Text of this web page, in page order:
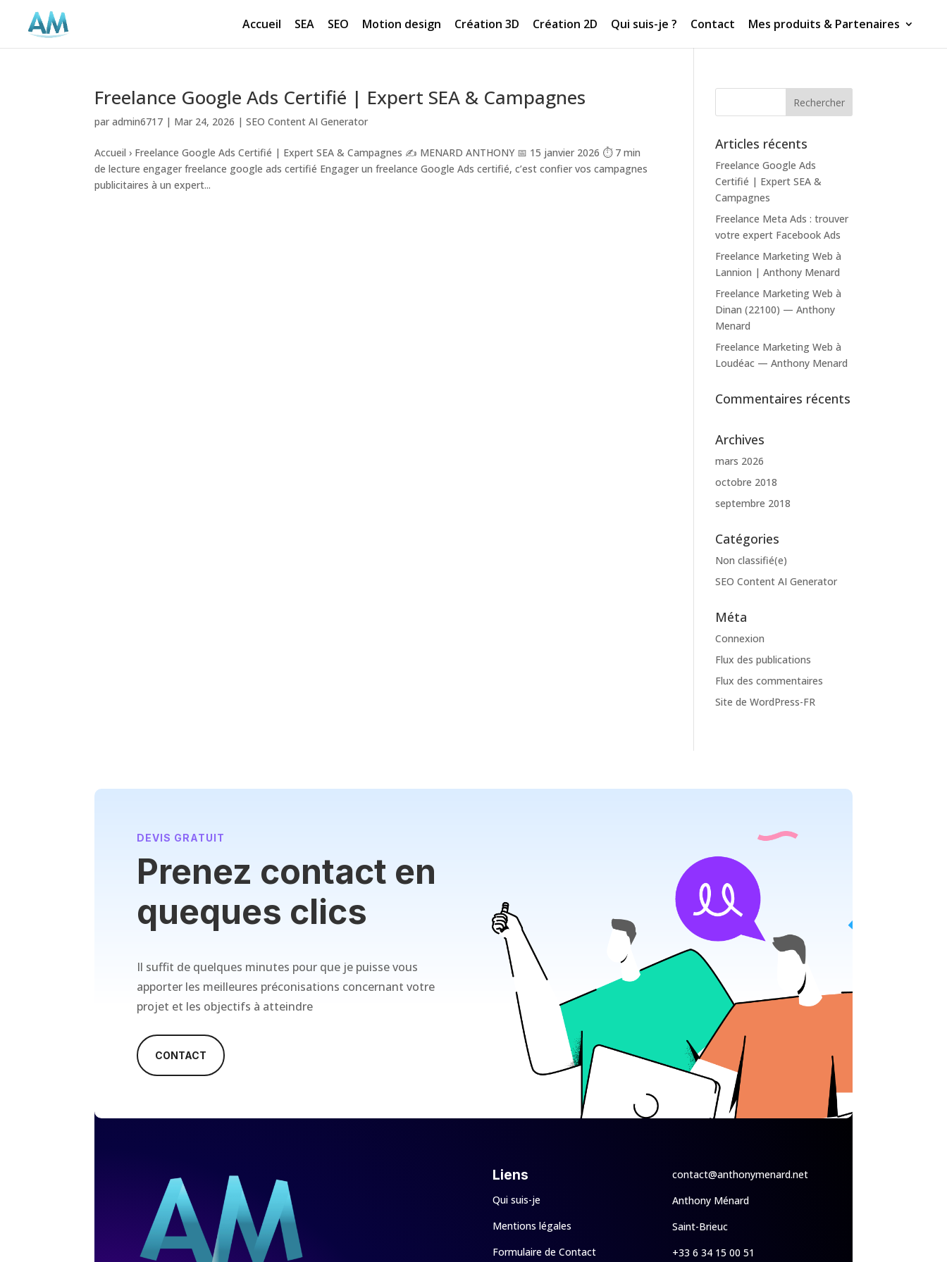
Accueil SEA SEO Motion design Création 3D Création 2D Qui suis-je ? Contact Mes produits & Partenaires
Freelance Google Ads Certifié | Expert SEA & Campagnes
paradmin6717 | Mar 24, 2026 |SEO Content AI Generator
Accueil › Freelance Google Ads Certifié | Expert SEA & Campagnes ✍️ MENARD ANTHONY 📅 15 janvier 2026 ⏱️ 7 min
de lecture engager freelance google ads certifié Engager un freelance Google Ads certifié, c’est confier vos campagnes
publicitaires à un expert...
Articles récents
Freelance Google Ads
Certifié | Expert SEA &
Campagnes
Freelance Meta Ads : trouver
votre expert Facebook Ads
Freelance Marketing Web à
Lannion | Anthony Menard
Freelance Marketing Web à
Dinan (22100) — Anthony
Menard
Freelance Marketing Web à
Loudéac — Anthony Menard
Commentaires récents
Archives
mars 2026
octobre 2018
septembre 2018
Catégories
Non classifié(e)
SEO Content AI Generator
Méta
Connexion
Flux des publications
Flux des commentaires
Site de WordPress-FR
DEVIS GRATUIT
Prenez contact en
queques clics
Il suffit de quelques minutes pour que je puisse vous
apporter les meilleures préconisations concernant votre
projet et les objectifs à atteindre
CONTACT
Liens
Qui suis-je
Mentions légales
Formulaire de Contact
contact@anthonymenard.net
Anthony Ménard
Saint-Brieuc
+33 6 34 15 00 51